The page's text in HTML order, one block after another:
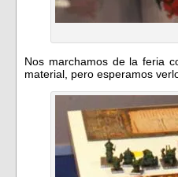
Nos marchamos de la feria
material, pero esperamos